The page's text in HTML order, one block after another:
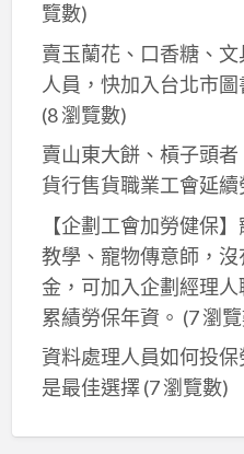
覽數)
賣玉蘭花、口香糖、
人員，快加入台北市
(8 瀏覽數)
賣山東大餅、槓子頭
貨行售貨職業工會延續
【企劃工會加勞健保
教學、寵物傳意師，
金，可加入企劃經理
累績勞保年資。 (7 瀏
資料處理人員如何投
是最佳選擇(7 瀏覽數)